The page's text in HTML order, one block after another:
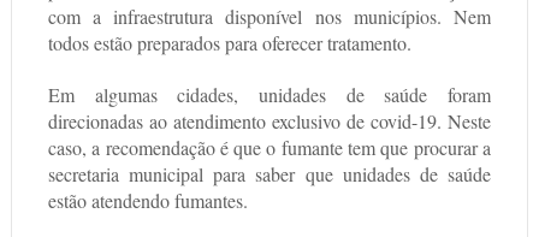
com a infraestrutura disponível nos municípios. Nem
todos estão preparados para oferecer tratamento.
Em algumas cidades, unidades de saúde foram
direcionadas ao atendimento exclusivo de covid-19. Neste
caso, a recomendação é que o fumante tem que procurar a
secretaria municipal para saber que unidades de saúde
estão atendendo fumantes.